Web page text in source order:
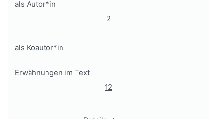
als Autor*in
2
als Koautor*in
Erwähnungen im Text
12